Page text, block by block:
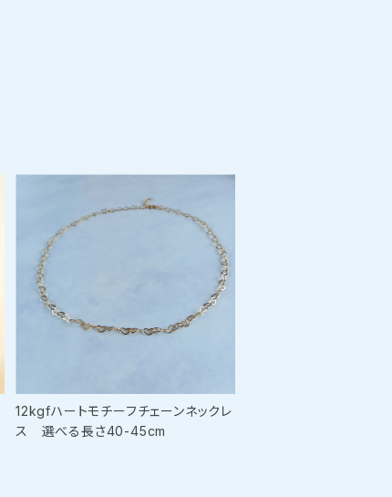
12kgfハートモチーフチェーンネックレ
ス 選べる長さ40-45cm